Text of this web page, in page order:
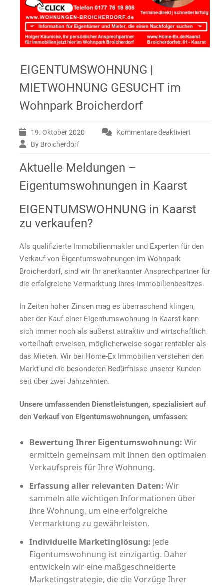
EIGENTUMSWOHNUNG |
MIETWOHNUNG GESUCHT im
Wohnpark Broicherdorf
19. Oktober 2020 Kommentare deaktiviert
By Broicherdorf
Aktuelle Meldungen –
Eigentumswohnungen in Kaarst
EIGENTUMSWOHNUNG in Kaarst
zu verkaufen?
Als qualifizierte Immobilienmakler und Experten für den
Verkauf von Eigentumswohnungen im Wohnpark
Broicherdorf, sind wir Ihr anerkannter Ansprechpartner für
die erfolgreiche Vermarktung Ihres Immobilienbesitzes.
In Zeiten hoher Zinsen mag es überraschend klingen,
aber der Kauf einer Eigentumswohnung in Kaarst kann
sich immer noch als äußerst attraktiv und wirtschaftlich
vorteilhaft erweisen, möglicherweise sogar rentabler als
das Mieten. Wir bei Home-Ex Immobilien verstehen den
Markt und die besonderen Bedürfnisse unserer Kunden
seit über zwei Jahrzehnten.
Unsere umfassenden Dienstleistungen, spezialisiert auf
den Verkauf von Eigentumswohnungen, umfassen:
Bewertung Ihrer Eigentumswohnung: Wir
ermitteln gemeinsam mit Ihnen den optimalen
Verkaufspreis für Ihre Wohnung.
Erfassung aller relevanten Daten: Wir
sammeln alle wichtigen Informationen über
Ihre Wohnung, um eine erfolgreiche
Vermarktung zu gewährleisten.
Individuelle Marketinglösung: Jede
Eigentumswohnung ist einzigartig. Daher
entwickeln wir eine maßgeschneiderte
Marketingstrategie, die die Vorzüge Ihrer